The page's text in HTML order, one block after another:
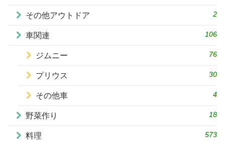
その他アウトドア 2
車関連 106
ジムニー 76
プリウス 30
その他車 4
野菜作り 18
料理 573